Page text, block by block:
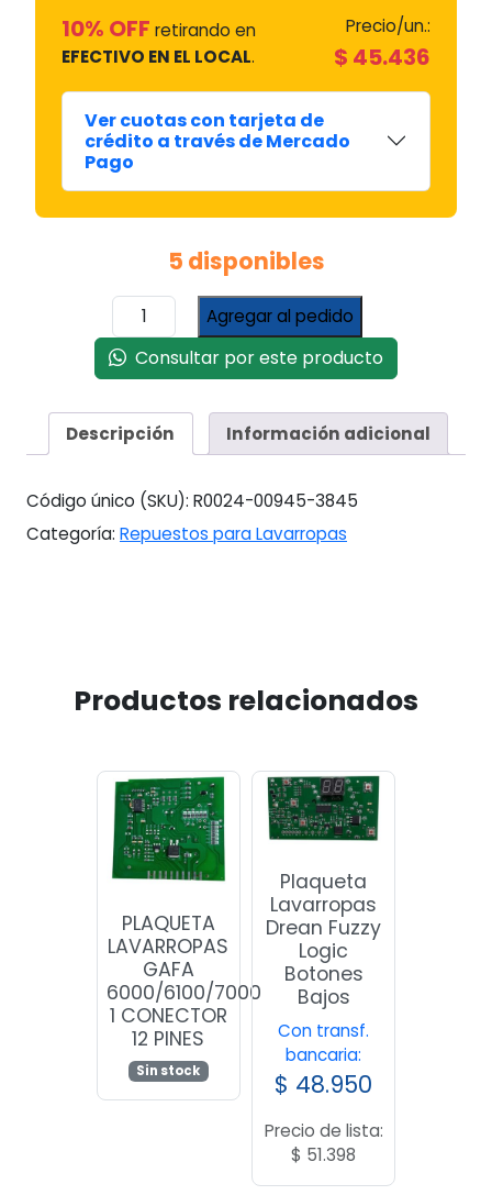
10% OFF retirando en
EFECTIVO EN EL LOCAL.
Precio/un.:
$ 45.436
Ver cuotas con tarjeta de
crédito a través de Mercado
Pago
5 disponibles
PLAQUETA
DREAN
CONCEPT
9
156
CON
MC
cantidad
Agregar al pedido
Consultar por este producto
Descripción Información adicional
Código único (SKU): R0024-00945-3845
Categoría: Repuestos para Lavarropas
Productos relacionados
PLAQUETA
LAVARROPAS
GAFA
6000/6100/7000
1 CONECTOR
12 PINES
Sin stock
Plaqueta
Lavarropas
Drean Fuzzy
Logic
Botones
Bajos
Con transf.
bancaria:
$ 48.950
Precio de lista:
$ 51.398